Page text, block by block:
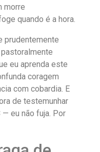
morre
quando é a hora.
prudentemente
eu aprenda este
coragem
com cobardia. E
de testemunhar
eu não fuja. Por